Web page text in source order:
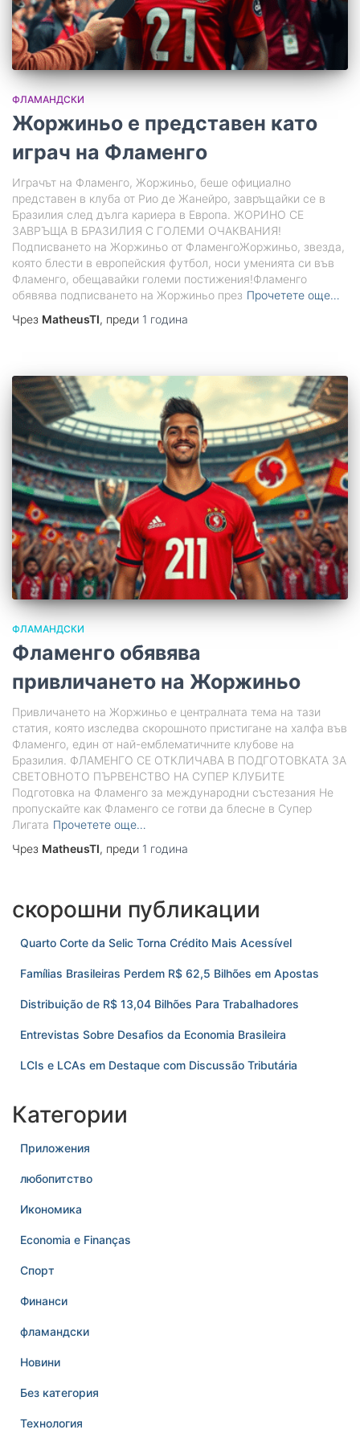
ФЛАМАНДСКИ
Жоржиньо е представен като
играч на Фламенго
Играчът на Фламенго, Жоржиньо, беше официално
представен в клуба от Рио де Жанейро, завръщайки се в
Бразилия след дълга кариера в Европа. ЖОРИНО СЕ
ЗАВРЪЩА В БРАЗИЛИЯ С ГОЛЕМИ ОЧАКВАНИЯ!
Подписването на Жоржиньо от ФламенгоЖоржиньо, звезда,
която блести в европейския футбол, носи уменията си във
Фламенго, обещавайки големи постижения!Фламенго
обявява подписването на Жоржиньо през Прочетете още…
Чрез MatheusTI, преди 1 година
ФЛАМАНДСКИ
Фламенго обявява
привличането на Жоржиньо
Привличането на Жоржиньо е централната тема на тази
статия, която изследва скорошното пристигане на халфа във
Фламенго, един от най-емблематичните клубове на
Бразилия. ФЛАМЕНГО СЕ ОТКЛИЧАВА В ПОДГОТОВКАТА ЗА
СВЕТОВНОТО ПЪРВЕНСТВО НА СУПЕР КЛУБИТЕ
Подготовка на Фламенго за международни състезания Не
пропускайте как Фламенго се готви да блесне в Супер
Лигата Прочетете още…
Чрез MatheusTI, преди 1 година
скорошни публикации
Quarto Corte da Selic Torna Crédito Mais Acessível
Famílias Brasileiras Perdem R$ 62,5 Bilhões em Apostas
Distribuição de R$ 13,04 Bilhões Para Trabalhadores
Entrevistas Sobre Desafios da Economia Brasileira
LCIs e LCAs em Destaque com Discussão Tributária
Категории
Приложения
любопитство
Икономика
Economia e Finanças
Спорт
Финанси
фламандски
Новини
Без категория
Технология